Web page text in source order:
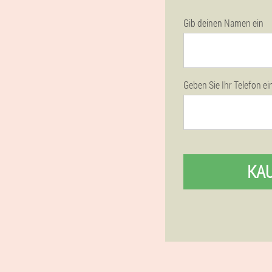
Gib deinen Namen ein
Geben Sie Ihr Telefon